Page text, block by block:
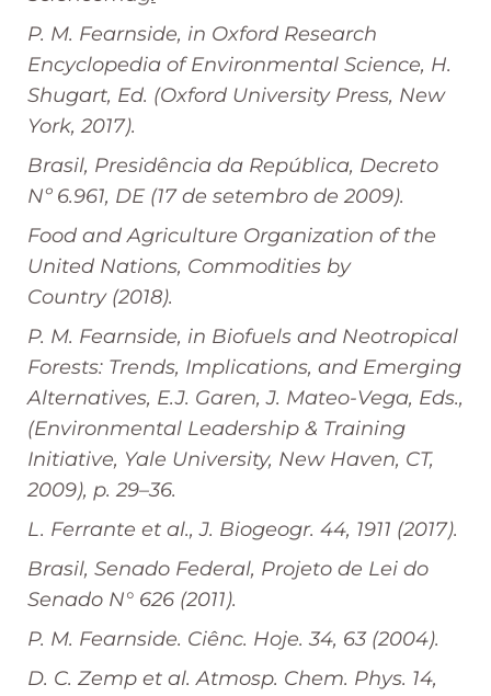
P. M. Fearnside, in Oxford Research
Encyclopedia of Environmental Science, H.
Shugart, Ed. (Oxford University Press, New
York, 2017).
Brasil, Presidência da República, Decreto
Nº 6.961, DE (17 de setembro de 2009).
Food and Agriculture Organization of the
United Nations, Commodities by
Country(2018).
P. M. Fearnside, in Biofuels and Neotropical
Forests: Trends, Implications, and Emerging
Alternatives, E.J. Garen, J. Mateo-Vega, Eds.,
(Environmental Leadership & Training
Initiative, Yale University, New Haven, CT,
2009), p. 29–36.
L. Ferrante et al., J. Biogeogr. 44, 1911 (2017).
Brasil, Senado Federal, Projeto de Lei do
Senado N° 626 (2011).
P. M. Fearnside. Ciênc. Hoje. 34, 63 (2004).
D. C. Zemp et al. Atmosp. Chem. Phys. 14,